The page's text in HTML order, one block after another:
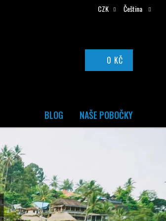
CZK Čeština
NÁKUPNÍ
0 KČ
BLOG NAŠE POBOČKY